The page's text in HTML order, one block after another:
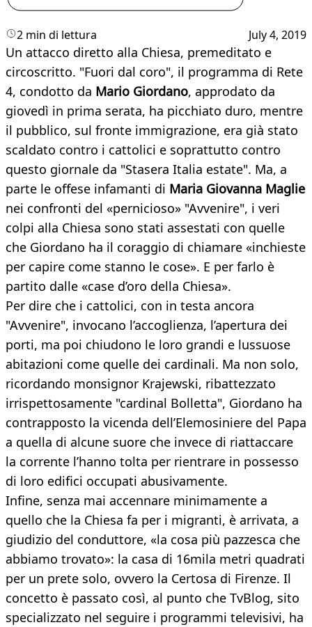
2 min di lettura July 4, 2019
Un attacco diretto alla Chiesa, premeditato e
circoscritto. "Fuori dal coro", il programma di Rete
4, condotto da Mario Giordano, approdato da
giovedì in prima serata, ha picchiato duro, mentre
il pubblico, sul fronte immigrazione, era già stato
scaldato contro i cattolici e soprattutto contro
questo giornale da "Stasera Italia estate". Ma, a
parte le offese infamanti di Maria Giovanna Maglie
nei confronti del «pernicioso» "Avvenire", i veri
colpi alla Chiesa sono stati assestati con quelle
che Giordano ha il coraggio di chiamare «inchieste
per capire come stanno le cose». E per farlo è
partito dalle «case d’oro della Chiesa».
Per dire che i cattolici, con in testa ancora
"Avvenire", invocano l’accoglienza, l’apertura dei
porti, ma poi chiudono le loro grandi e lussuose
abitazioni come quelle dei cardinali. Ma non solo,
ricordando monsignor Krajewski, ribattezzato
irrispettosamente "cardinal Bolletta", Giordano ha
contrapposto la vicenda dell’Elemosiniere del Papa
a quella di alcune suore che invece di riattaccare
la corrente l’hanno tolta per rientrare in possesso
di loro edifici occupati abusivamente.
Infine, senza mai accennare minimamente a
quello che la Chiesa fa per i migranti, è arrivata, a
giudizio del conduttore, «la cosa più pazzesca che
abbiamo trovato»: la casa di 16mila metri quadrati
per un prete solo, ovvero la Certosa di Firenze. Il
concetto è passato così, al punto che TvBlog, sito
specializzato nel seguire i programmi televisivi, ha